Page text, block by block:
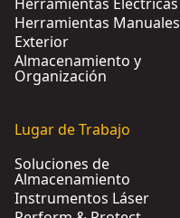
Herramientas Manuales
Exterior
Almacenamiento y
Organización
Lugar de Trabajo
Soluciones de
Almacenamiento
Instrumentos Láser